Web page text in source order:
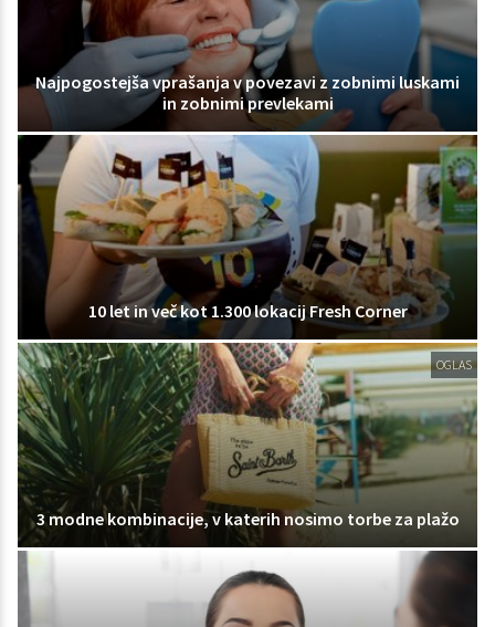
Najpogostejša vprašanja v povezavi z zobnimi luskami
in zobnimi prevlekami
10 let in več kot 1.300 lokacij Fresh Corner
OGLAS
3 modne kombinacije, v katerih nosimo torbe za plažo